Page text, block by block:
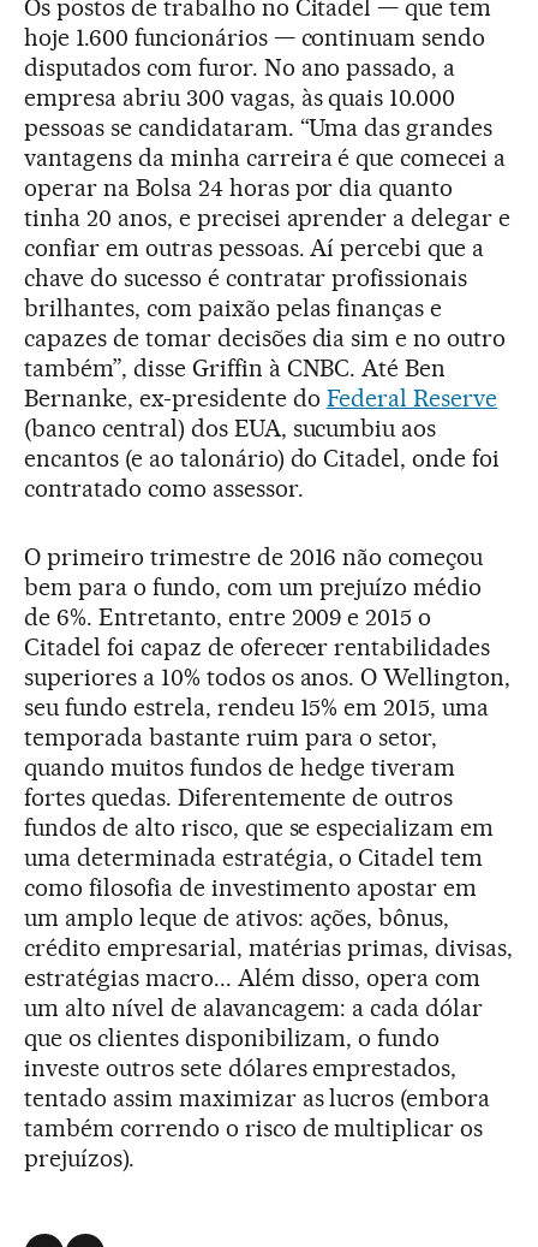
Os postos de trabalho no Citadel — que tem
hoje 1.600 funcionários — continuam sendo
disputados com furor. No ano passado, a
empresa abriu 300 vagas, às quais 10.000
pessoas se candidataram. “Uma das grandes
vantagens da minha carreira é que comecei a
operar na Bolsa 24 horas por dia quanto
tinha 20 anos, e precisei aprender a delegar e
confiar em outras pessoas. Aí percebi que a
chave do sucesso é contratar profissionais
brilhantes, com paixão pelas finanças e
capazes de tomar decisões dia sim e no outro
também”, disse Griffin à CNBC. Até Ben
Bernanke, ex-presidente do Federal Reserve
(banco central) dos EUA, sucumbiu aos
encantos (e ao talonário) do Citadel, onde foi
contratado como assessor.
O primeiro trimestre de 2016 não começou
bem para o fundo, com um prejuízo médio
de 6%. Entretanto, entre 2009 e 2015 o
Citadel foi capaz de oferecer rentabilidades
superiores a 10% todos os anos. O Wellington,
seu fundo estrela, rendeu 15% em 2015, uma
temporada bastante ruim para o setor,
quando muitos fundos de hedge tiveram
fortes quedas. Diferentemente de outros
fundos de alto risco, que se especializam em
uma determinada estratégia, o Citadel tem
como filosofia de investimento apostar em
um amplo leque de ativos: ações, bônus,
crédito empresarial, matérias primas, divisas,
estratégias macro... Além disso, opera com
um alto nível de alavancagem: a cada dólar
que os clientes disponibilizam, o fundo
investe outros sete dólares emprestados,
tentado assim maximizar as lucros (embora
também correndo o risco de multiplicar os
prejuízos).